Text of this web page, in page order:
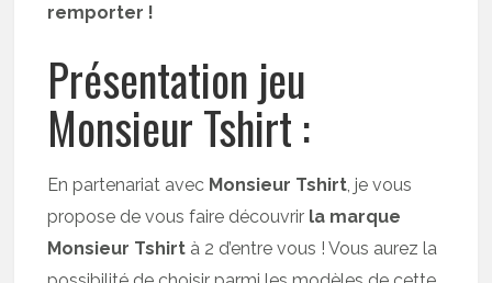
remporter !
Présentation jeu
Monsieur Tshirt :
En partenariat avec Monsieur Tshirt, je vous
propose de vous faire découvrir la marque
Monsieur Tshirt à 2 d’entre vous ! Vous aurez la